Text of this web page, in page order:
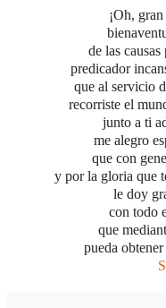
¡Oh,
de las
predicador
que al servicio
recorriste el
junto a ti
me alegro
que con
y por la gloria que
le doy
con todo
que
pueda